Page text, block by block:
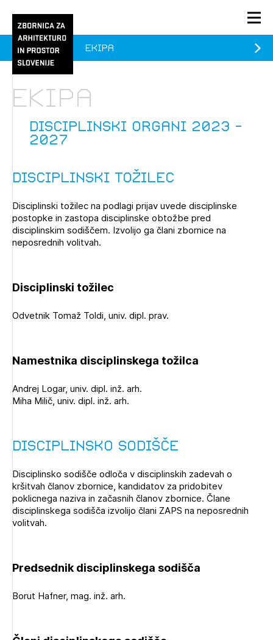
PRIJAVA
Članstvo
Praksa
1/1
Pozdravljeni
Prijavite se s svojim ZAPS uporabniškim imenom in geslom.
disciplinski organi 2023 -
2027
ekipa
ekipa
Disciplinski tožilec
Disciplinski tožilec na podlagi prijav uvede disciplinske
postopke in zastopa disciplinske obtožbe pred
disciplinskim sodiščem. Izvolijo ga člani zbornice na
neposrednih volitvah.
Disciplinski tožilec
Odvetnik Tomaž Toldi, univ. dipl. prav.
Namestnika disciplinskega tožilca
Andrej Logar, univ. dipl. inž. arh.
Miha Milič, univ. dipl. inž. arh.
Disciplinsko sodišče
Disciplinsko sodišče odloča v disciplinskih zadevah o
kršitvah članov zbornice, kandidatov za pridobitev
poklicnega naziva in začasnih članov zbornice. Člane
disciplinskega sodišča izvolijo člani ZAPS na neposrednih
volitvah.
Predsednik disciplinskega sodišča
Borut Hafner, mag. inž. arh.
1/1
prijava
PRIJAVITE SE
1/2
Prijava na novičnik
Ostanite na tekočem z novicami in se naročite na
Novičnike. Označite svojo izbiro.
Mesečni novičnik
Novičnik natečajev
Dnevne medijske objave
NAPREJ